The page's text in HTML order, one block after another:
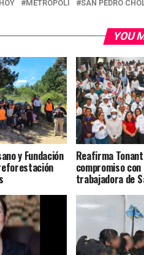
HOY METROPOLI SAN PEDRO
YOU
y Fundación Reafirma
compromiso con
trabajadora de